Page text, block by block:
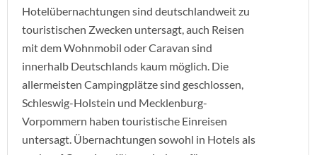
Hotelübernachtungen sind deutschlandweit zu
touristischen Zwecken untersagt, auch Reisen
mit dem Wohnmobil oder Caravan sind
innerhalb Deutschlands kaum möglich. Die
allermeisten Campingplätze sind geschlossen,
Schleswig-Holstein und Mecklenburg-
Vorpommern haben touristische Einreisen
untersagt. Übernachtungen sowohl in Hotels als